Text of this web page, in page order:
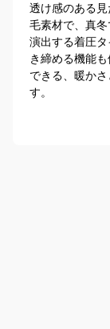
透け感のある
毛素材で、真
演出する着圧タ
き締める機能
できる、暖か
す。